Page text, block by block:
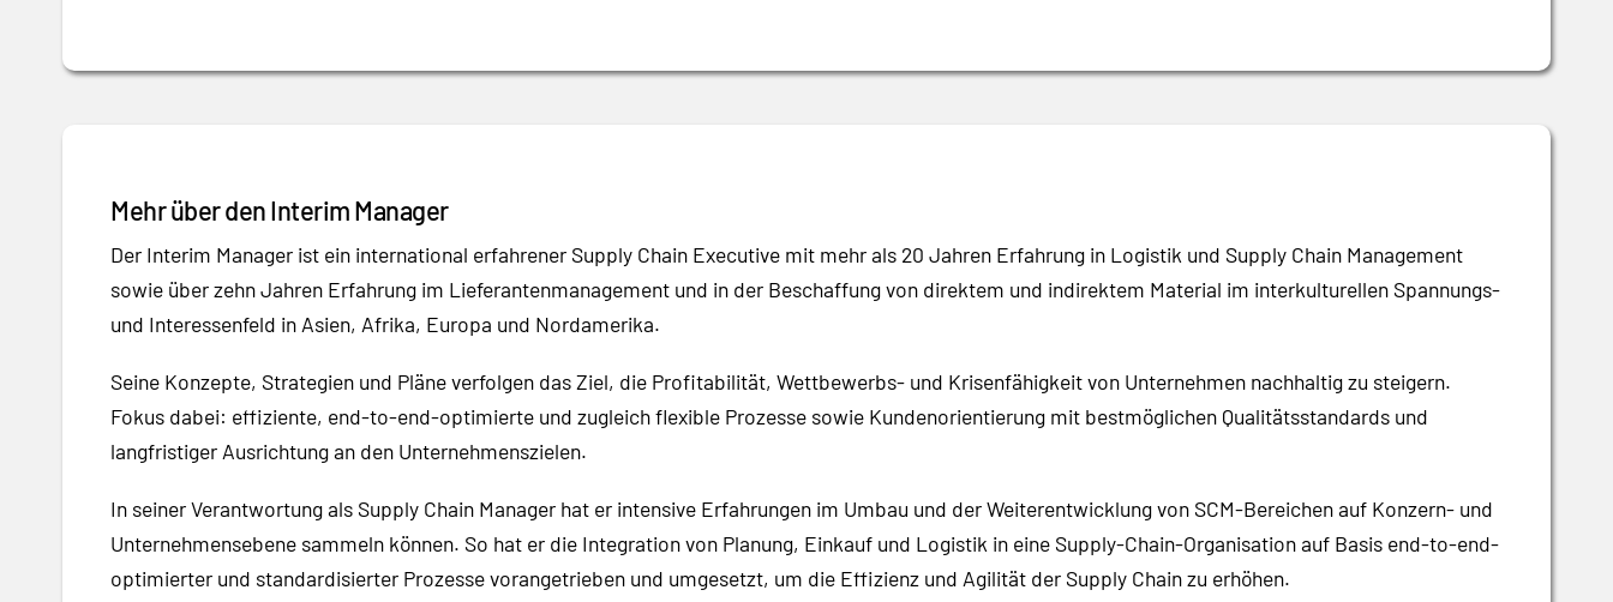
Mehr über den Interim Manager
Der Interim Manager ist ein international erfahrener Supply Chain Executive mit mehr als 20 Jahren Erfahrung in Logistik und Supply Chain Management
sowie über zehn Jahren Erfahrung im Lieferantenmanagement und in der Beschaffung von direktem und indirektem Material im interkulturellen Spannungs-
und Interessenfeld in Asien, Afrika, Europa und Nordamerika.
Seine Konzepte, Strategien und Pläne verfolgen das Ziel, die Profitabilität, Wettbewerbs- und Krisenfähigkeit von Unternehmen nachhaltig zu steigern.
Fokus dabei: effiziente, end-to-end-optimierte und zugleich flexible Prozesse sowie Kundenorientierung mit bestmöglichen Qualitätsstandards und
langfristiger Ausrichtung an den Unternehmenszielen.
In seiner Verantwortung als Supply Chain Manager hat er intensive Erfahrungen im Umbau und der Weiterentwicklung von SCM-Bereichen auf Konzern- und
Unternehmensebene sammeln können. So hat er die Integration von Planung, Einkauf und Logistik in eine Supply-Chain-Organisation auf Basis end-to-end-
optimierter und standardisierter Prozesse vorangetrieben und umgesetzt, um die Effizienz und Agilität der Supply Chain zu erhöhen.